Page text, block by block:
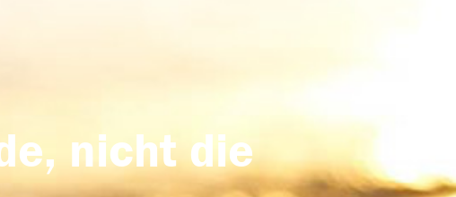
nicht die